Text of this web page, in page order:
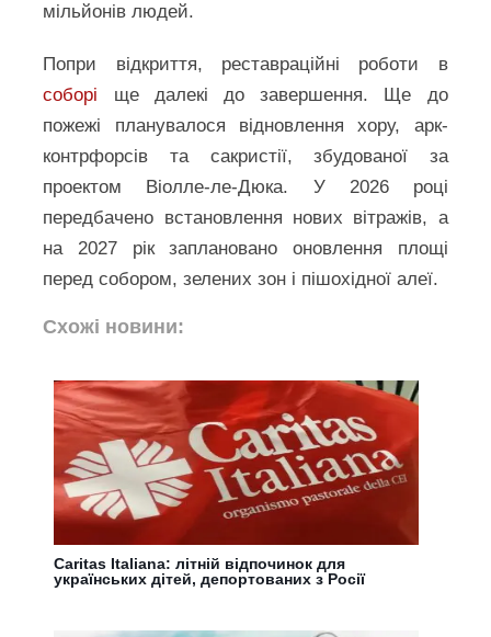
мільйонів людей.
Попри відкриття, реставраційні роботи в
соборі ще далекі до завершення. Ще до
пожежі планувалося відновлення хору, арк-
контрфорсів та сакристії, збудованої за
проектом Віолле-ле-Дюка. У 2026 році
передбачено встановлення нових вітражів, а
на 2027 рік заплановано оновлення площі
перед собором, зелених зон і пішохідної алеї.
Схожі новини:
Caritas Italiana: літній відпочинок для
українських дітей, депортованих з Росії